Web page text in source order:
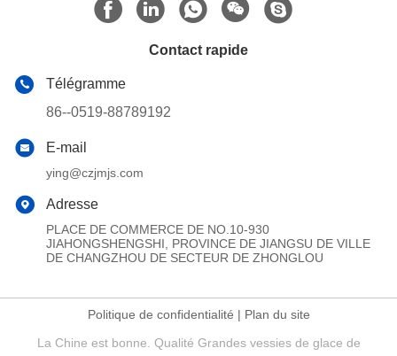
Contact rapide
Télégramme
86--0519-88789192
E-mail
ying@czjmjs.com
Adresse
PLACE DE COMMERCE DE NO.10-930
JIAHONGSHENGSHI, PROVINCE DE JIANGSU DE VILLE
DE CHANGZHOU DE SECTEUR DE ZHONGLOU
Politique de confidentialité | Plan du site
La Chine est bonne. Qualité Grandes vessies de glace de